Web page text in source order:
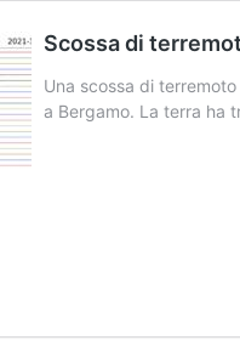
Scossa di
Una scossa di
a Bergamo. La terra ha